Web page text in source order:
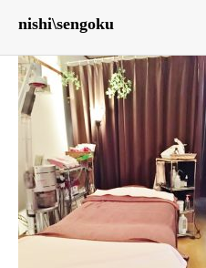
nishi\sengoku